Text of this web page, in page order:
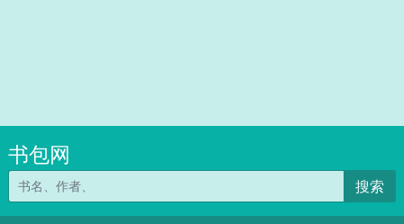
书包网
搜索